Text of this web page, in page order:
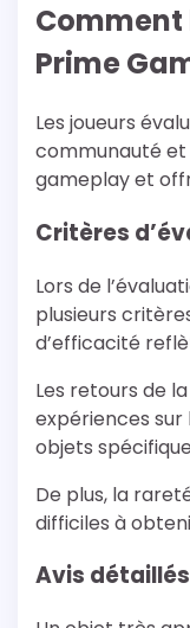
Comment
Prime
Les joueurs
communauté et
gameplay et
Critères
Lors de
plusieurs
d’efficacité
Les retours de
expériences sur
objets
De plus, la
difficiles à
Avis